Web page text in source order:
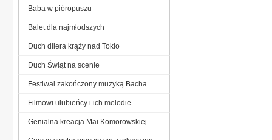
Baba w pióropuszu
Balet dla najmłodszych
Duch dilera krąży nad Tokio
Duch Świąt na scenie
Festiwal zakończony muzyką Bacha
Filmowi ulubieńcy i ich melodie
Genialna kreacja Mai Komorowskiej